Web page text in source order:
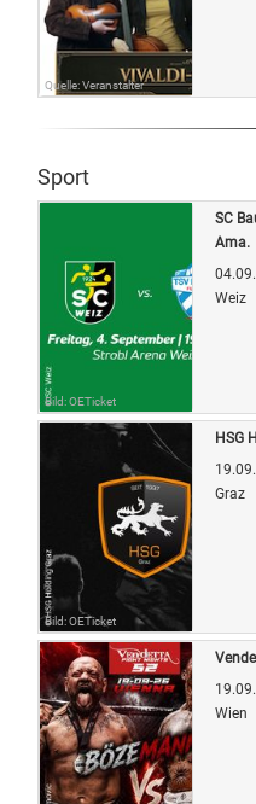
Quelle: Veranstalter
Sport
Bild: OETicket
SC
Ama.
Weiz
Bild: OETicket
HSG
Graz
Wien